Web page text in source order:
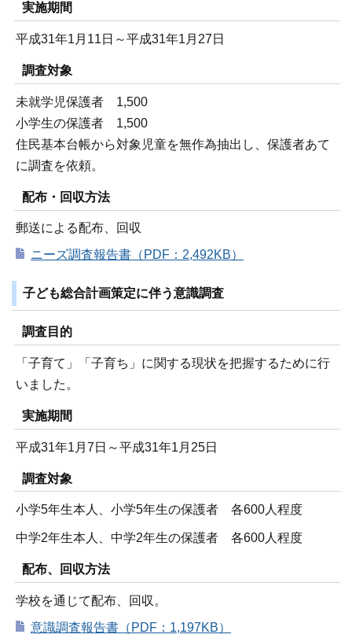
実施期間
平成31年1月11日～平成31年1月27日
調査対象
未就学児保護者 1,500
小学生の保護者 1,500
住民基本台帳から対象児童を無作為抽出し、保護者あて
に調査を依頼。
配布・回収方法
郵送による配布、回収
ニーズ調査報告書（PDF：2,492KB）
子ども総合計画策定に伴う意識調査
調査目的
「子育て」「子育ち」に関する現状を把握するために行
いました。
実施期間
平成31年1月7日～平成31年1月25日
調査対象
小学5年生本人、小学5年生の保護者 各600人程度
中学2年生本人、中学2年生の保護者 各600人程度
配布、回収方法
学校を通じて配布、回収。
意識調査報告書（PDF：1,197KB）